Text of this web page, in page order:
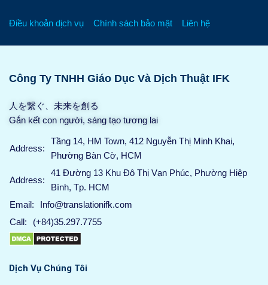
Điều khoản dịch vụ Chính sách bảo mật Liên hệ
Công Ty TNHH Giáo Dục Và Dịch Thuật IFK
人を繋ぐ、未来を創る
Gắn kết con người, sáng tạo tương lai
Address:
Tầng 14, HM Town, 412 Nguyễn Thị Minh Khai,
Phường Bàn Cờ, HCM
Address:
41 Đường 13 Khu Đô Thị Vạn Phúc, Phường Hiệp
Bình, Tp. HCM
Email:
Info@translationifk.com
Call:
(+84)35.297.7755
Dịch Vụ Chúng Tôi